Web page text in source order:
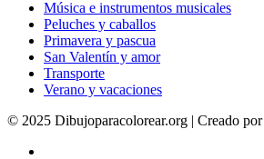
Música e instrumentos musicales
Peluches y caballos
Primavera y pascua
San Valentín y amor
Transporte
Verano y vacaciones
© 2025 Dibujoparacolorear.org | Creado por